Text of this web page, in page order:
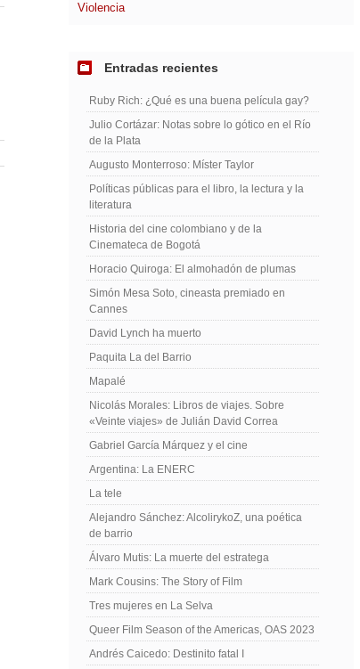
Violencia
Entradas recientes
Ruby Rich: ¿Qué es una buena película gay?
Julio Cortázar: Notas sobre lo gótico en el Río
de la Plata
Augusto Monterroso: Míster Taylor
Políticas públicas para el libro, la lectura y la
literatura
Historia del cine colombiano y de la
Cinemateca de Bogotá
Horacio Quiroga: El almohadón de plumas
Simón Mesa Soto, cineasta premiado en
Cannes
David Lynch ha muerto
Paquita La del Barrio
Mapalé
Nicolás Morales: Libros de viajes. Sobre
«Veinte viajes» de Julián David Correa
Gabriel García Márquez y el cine
Argentina: La ENERC
La tele
Alejandro Sánchez: AlcolirykoZ, una poética
de barrio
Álvaro Mutis: La muerte del estratega
Mark Cousins: The Story of Film
Tres mujeres en La Selva
Queer Film Season of the Americas, OAS 2023
Andrés Caicedo: Destinito fatal I